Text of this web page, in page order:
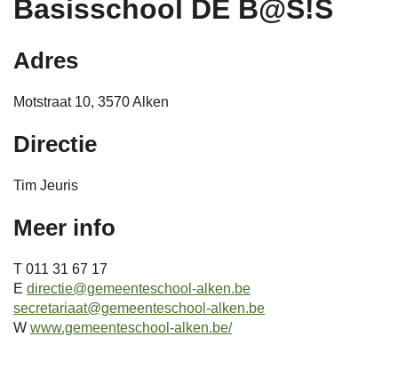
Basisschool DE B@S!S
Adres
Motstraat 10, 3570 Alken
Directie
Tim Jeuris
Meer info
T 011 31 67 17
E directie@gemeenteschool-alken.be
secretariaat@gemeenteschool-alken.be
W www.gemeenteschool-alken.be/